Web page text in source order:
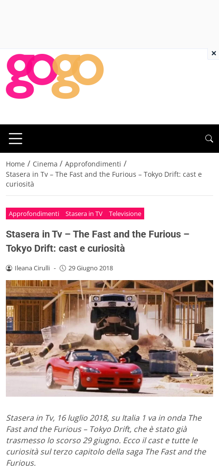
Home / Cinema / Approfondimenti /
Stasera in Tv – The Fast and the Furious – Tokyo Drift: cast e
curiosità
Approfondimenti Stasera in TV Televisione
Stasera in Tv – The Fast and the Furious –
Tokyo Drift: cast e curiosità
Ileana Cirulli - 29 Giugno 2018
Stasera in Tv, 16 luglio 2018, su Italia 1 va in onda The
Fast and the Furious – Tokyo Drift, che è stato già
trasmesso lo scorso 29 giugno. Ecco il cast e tutte le
curiosità sul terzo capitolo della saga The Fast and the
Furious.
×